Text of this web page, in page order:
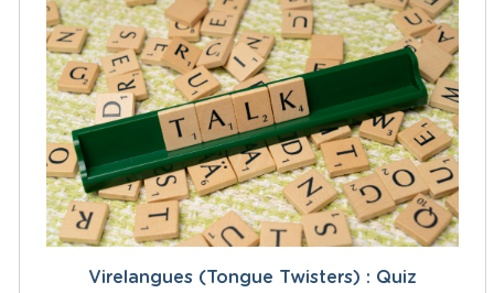
Virelangues (Tongue Twisters) : Quiz